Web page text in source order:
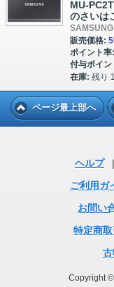
MU-
のさいは
SAMSUNG
販売価格:
ポイント率:
付与ポイン
在庫: 残り
ページ最上部へ
ヘルプ
|
ご利用ガ
お問い
特定商
Copyright